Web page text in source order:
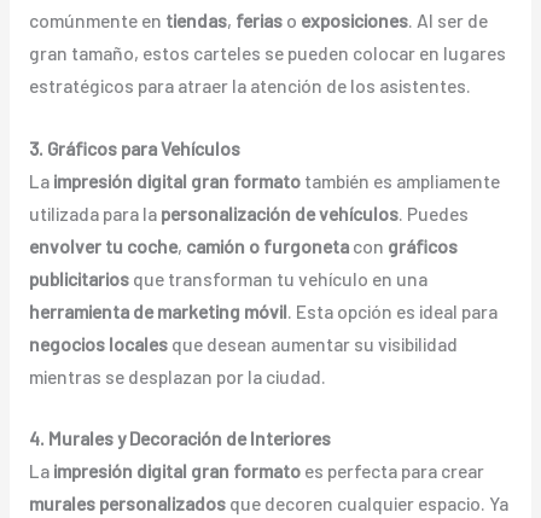
comúnmente en tiendas, feriaso exposiciones. Al ser de
gran tamaño, estos carteles se pueden colocar en lugares
estratégicos para atraer la atención de los asistentes.
3. Gráficos para Vehículos
La impresión digital gran formatotambién es ampliamente
utilizada para la personalización de vehículos. Puedes
envolver tu coche, camión o furgonetacon gráficos
publicitariosque transforman tu vehículo en una
herramienta de marketing móvil . Esta opción es ideal para
negocios localesque desean aumentar su visibilidad
mientras se desplazan por la ciudad.
4. Murales y Decoración de Interiores
La impresión digital gran formatoes perfecta para crear
murales personalizadosque decoren cualquier espacio. Ya